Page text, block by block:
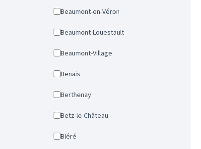
Beaumont-en-Véron
Beaumont-Louestault
Beaumont-Village
Benais
Berthenay
Betz-le-Château
Bléré